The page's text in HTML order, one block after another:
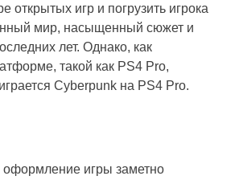
игр и погрузить игрока
мир, насыщенный сюжет и
лет. Однако, как
такой как PS4 Pro,
Cyberpunk на PS4 Pro.
оформление игры заметно